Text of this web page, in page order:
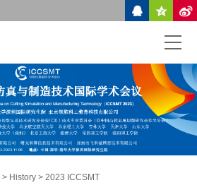
> History > 2023 ICCSMT